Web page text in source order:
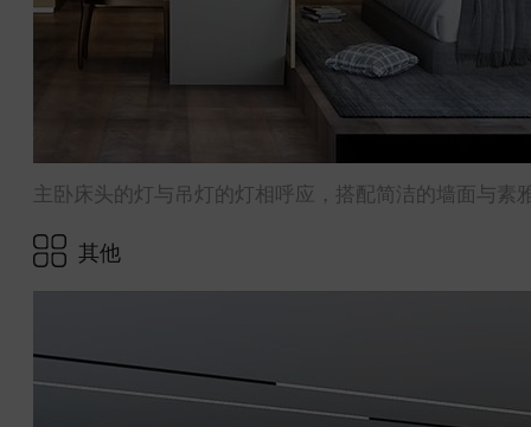
主卧床头的灯与吊灯的灯相呼应，搭配简洁的墙面与
其他